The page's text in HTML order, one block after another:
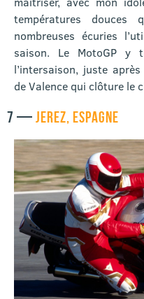
températures
nombreuses écuries
saison. Le MotoGP y
l’intersaison, juste
de Valence qui clôture le
7 — JEREZ, ESPAGNE